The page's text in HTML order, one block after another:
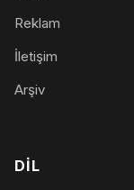
Reklam
İletişim
Arşiv
DIL